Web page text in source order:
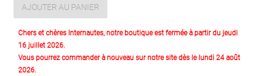
AJOUTER AU PANIER
Chers et chères Internautes, notre boutique est fermée à partir du jeudi
16 juillet 2026.
Vous pourrez commander à nouveau sur notre site dès le lundi 24 août
2026.